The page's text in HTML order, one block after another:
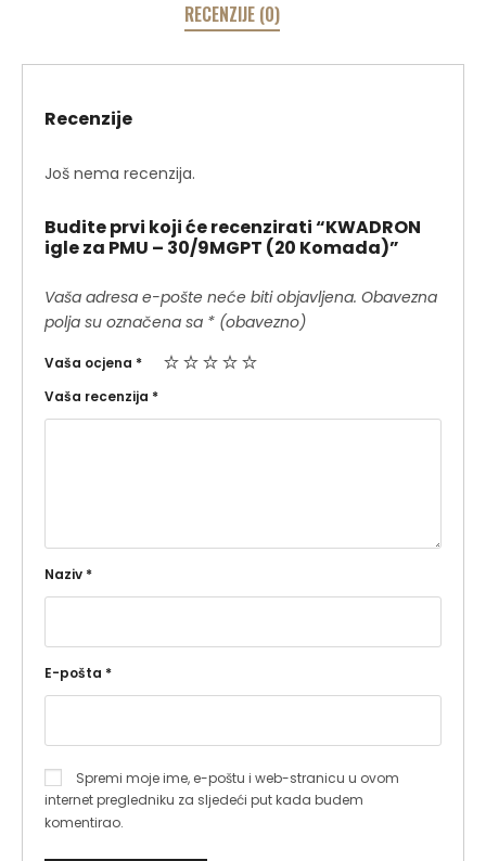
RECENZIJE (0)
Recenzije
Još nema recenzija.
Budite prvi koji će recenzirati “KWADRON
igle za PMU – 30/9MGPT (20 Komada)”
Vaša adresa e-pošte neće biti objavljena. Obavezna
polja su označena sa * (obavezno)
Vaša ocjena *
Vaša recenzija *
Naziv *
E-pošta *
Spremi moje ime, e-poštu i web-stranicu u ovom
internet pregledniku za sljedeći put kada budem
komentirao.